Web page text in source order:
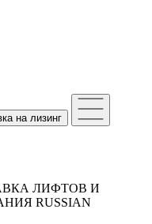
на лизинг
ЛИФТОВ И
RUSSIAN